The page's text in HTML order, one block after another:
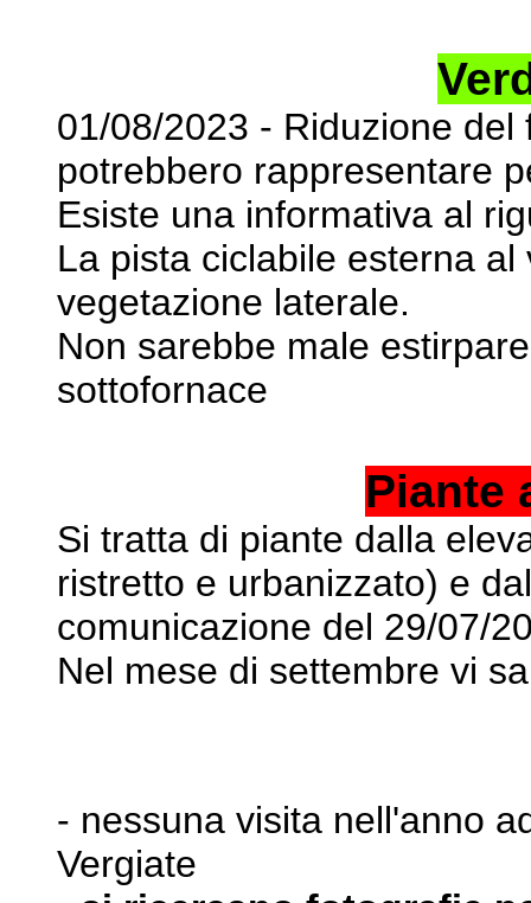
01/08/2023 - Riduzione
potrebbero rappresentare
Esiste una informativa al
La pista ciclabile esterna
vegetazione laterale.
Non sarebbe male
sottofornace
Piante
Si tratta di piante dalla
ristretto e urbanizzato) e
comunicazione del 29/07/
Nel mese di settembre vi
- nessuna visita nell'anno
Vergiate